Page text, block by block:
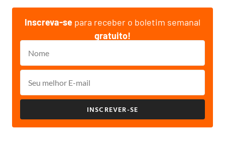
Inscreva-se para receber o boletim semanal
gratuito!
INSCREVER-SE